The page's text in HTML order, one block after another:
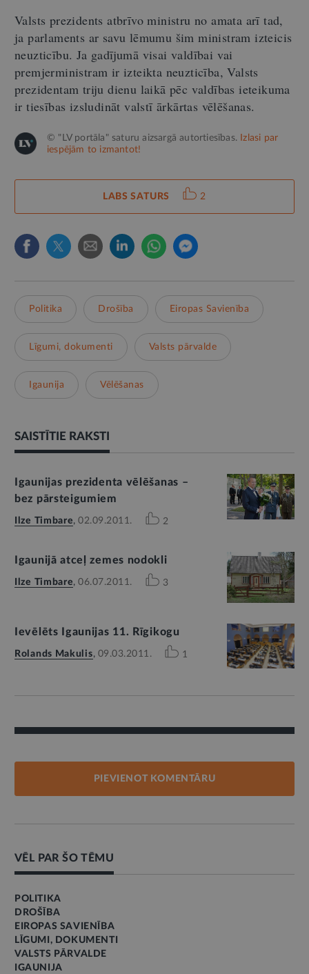
Valsts prezidents atbrīvo ministru no amata arī tad,
ja parlaments ar savu lēmumu šim ministram izteicis
neuzticību. Ja gadījumā visai valdībai vai
premjerministram ir izteikta neuzticība, Valsts
prezidentam triju dienu laikā pēc valdības ieteikuma
ir tiesības izsludināt valstī ārkārtas vēlēšanas.
© "LV portāla" saturu aizsargā autortiesības. Izlasi par
iespējām to izmantot!
LABS SATURS 2
Politika Drošība Eiropas Savienība
Līgumi, dokumenti Valsts pārvalde
Igaunija Vēlēšanas
SAISTĪTIE RAKSTI
Igaunijas prezidenta vēlēšanas –
bez pārsteigumiem
Ilze Timbare,02.09.2011. 2
Igaunijā atceļ zemes nodokli
Ilze Timbare,06.07.2011. 3
Ievēlēts Igaunijas 11. Rīgikogu
Rolands Makulis, 09.03.2011. 1
PIEVIENOT KOMENTĀRU
VĒL PAR ŠO TĒMU
POLITIKA
DROŠĪBA
EIROPAS SAVIENĪBA
LĪGUMI, DOKUMENTI
VALSTS PĀRVALDE
IGAUNIJA